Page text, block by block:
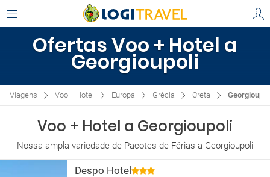
Ofertas Voo + Hotel a
Georgioupoli
Viagens Voo + Hotel Europa Grécia Creta
Voo + Hotel a Georgioupoli
Nossa ampla variedade de Pacotes de Férias a Georgioupoli
Despo Hotel